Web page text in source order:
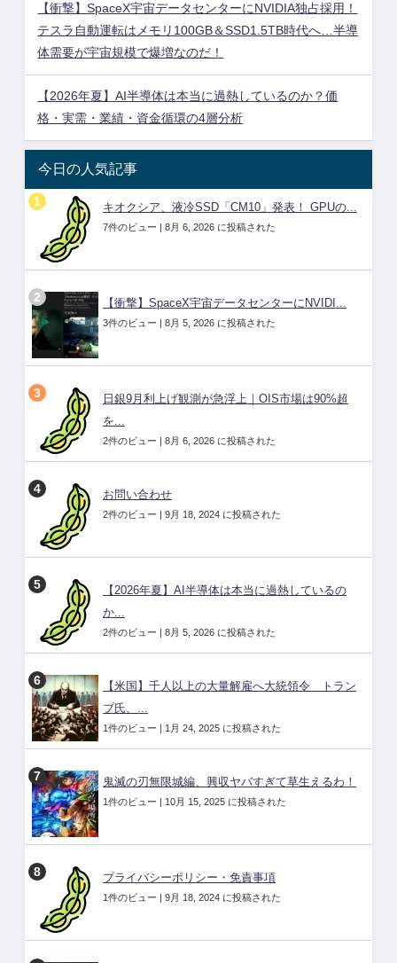
【衝撃】SpaceX宇宙データセンターにNVIDIA独占採用！
テスラ自動運転はメモリ100GB＆SSD1.5TB時代へ…半導
体需要が宇宙規模で爆増なのだ！
【2026年夏】AI半導体は本当に過熱しているのか？価
格・実需・業績・資金循環の4層分析
今日の人気記事
キオクシア、液冷SSD「CM10」発表！ GPUの...
7件のビュー | 8月 6, 2026 に投稿された
【衝撃】SpaceX宇宙データセンターにNVIDI...
3件のビュー | 8月 5, 2026 に投稿された
日銀9月利上げ観測が急浮上｜OIS市場は90%超
を...
2件のビュー | 8月 6, 2026 に投稿された
お問い合わせ
2件のビュー | 9月 18, 2024 に投稿された
【2026年夏】AI半導体は本当に過熱しているの
か...
2件のビュー | 8月 5, 2026 に投稿された
【米国】千人以上の大量解雇へ大統領令 トラン
プ氏、...
1件のビュー | 1月 24, 2025 に投稿された
鬼滅の刃無限城編、興収ヤバすぎて草生えるわ！
1件のビュー | 10月 15, 2025 に投稿された
プライバシーポリシー・免責事項
1件のビュー | 9月 18, 2024 に投稿された